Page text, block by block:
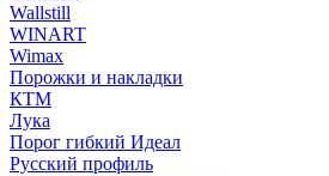
Wallstill
WINART
Wimax
Порожки и накладки
КТМ
Лука
Порог гибкий Идеал
Русский профиль